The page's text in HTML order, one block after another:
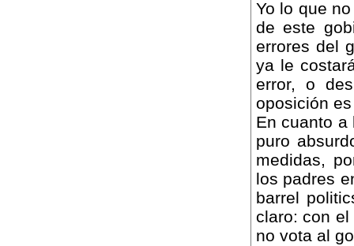
Yo lo que
de este
errores del
ya le
error, o
oposición
En cuanto a
puro
medidas,
los padres
barrel
claro: con
no vota al